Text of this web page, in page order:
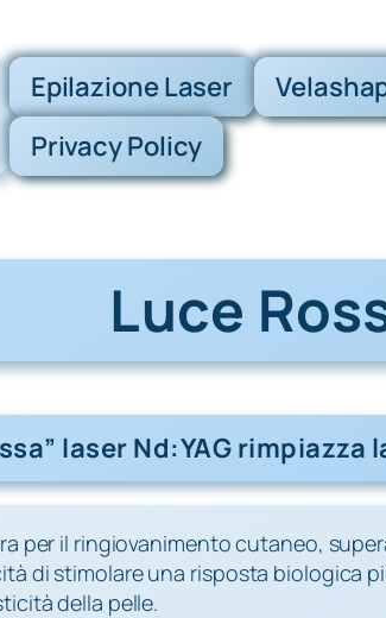
Epilazione Laser
Privacy Policy
Luce
laser Nd:YAG
per il ringiovanimento cutaneo,
di stimolare una risposta biologica
della pelle.